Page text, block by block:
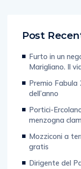
Post
Furto in un
Marigliano. Il
Premio Fabula
dell’anno
Portici-
menzogna
Mozziconi a
gratis
Dirigente del